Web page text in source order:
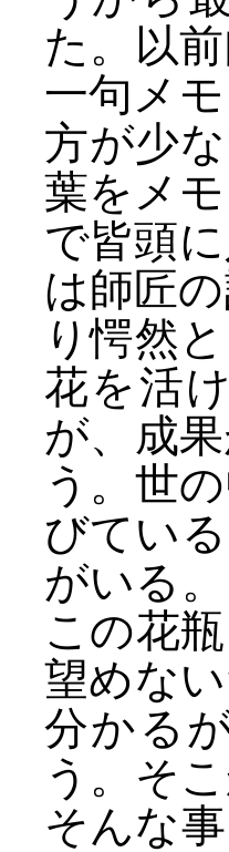
た。以
一句メ
方が少
葉をメ
で皆頭
は師匠
り愕然
花を活
が、成
う。世
びてい
がいる
この花
望めな
分かる
う。そ
そんな